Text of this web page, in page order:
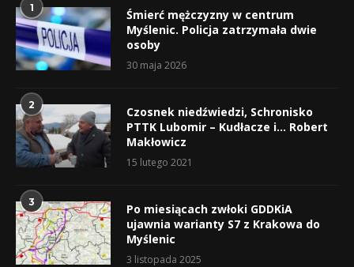
1
Śmierć mężczyzny w centrum
Myślenic. Policja zatrzymała dwie
osoby
30 maja 2026
2
Czosnek niedźwiedzi, Schronisko
PTTK Lubomir – Kudłacze i… Robert
Makłowicz
15 lutego 2021
3
Po miesiącach zwłoki GDDKiA
ujawnia warianty S7 z Krakowa do
Myślenic
3 listopada 2025